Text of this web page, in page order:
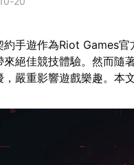
約手遊作為Riot Games
來絕佳競技體驗。然而隨
，嚴重影響遊戲樂趣。本